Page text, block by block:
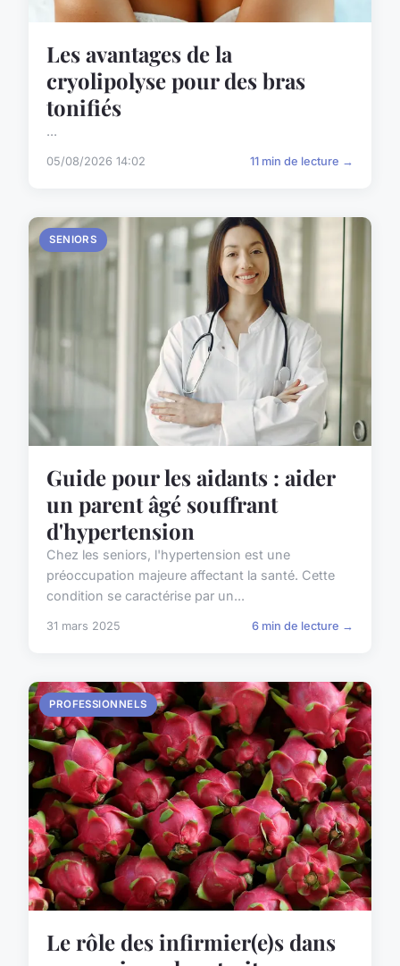
Les avantages de la
cryolipolyse pour des bras
tonifiés
...
05/08/2026 14:02 11 min de lecture →
SENIORS
Guide pour les aidants : aider
un parent âgé souffrant
d'hypertension
Chez les seniors, l'hypertension est une
préoccupation majeure affectant la santé. Cette
condition se caractérise par un...
31 mars 2025 6 min de lecture →
PROFESSIONNELS
Le rôle des infirmier(e)s dans